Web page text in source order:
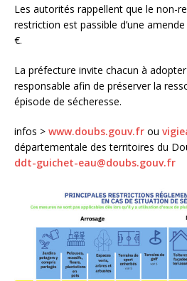
Les autorités rappellent que le non-
restriction est passible d’une
€.
La préfecture invite chacun à
responsable afin de préserver la
épisode de sécheresse.
infos > www.doubs.gouv.fr ou
départementale des territoires du
ddt-guichet-eau@doubs.gouv.fr